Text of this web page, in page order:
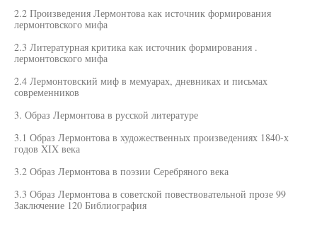
2.2 Произведения Лермонтова как источник формирования
лермонтовского мифа
2.3 Литературная критика как источник формирования .
лермонтовского мифа
2.4 Лермонтовский миф в мемуарах, дневниках и письмах
современников
3. Образ Лермонтова в русской литературе
3.1 Образ Лермонтова в художественных произведениях 1840-х
годов XIX века
3.2 Образ Лермонтова в поэзии Серебряного века
3.3 Образ Лермонтова в советской повествовательной прозе 99
Заключение 120 Библиография